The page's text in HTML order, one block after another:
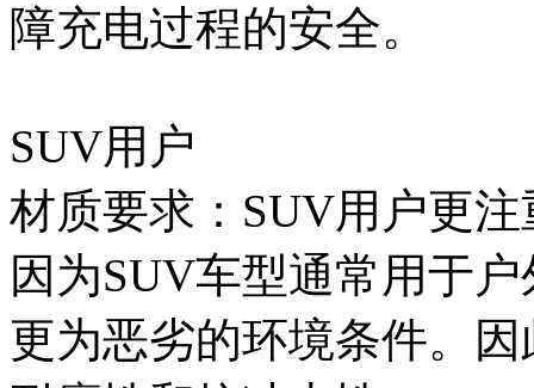
障充电过程的安全。
SUV用户
材质要求：SUV用户更
因为SUV车型通常用于
更为恶劣的环境条件。